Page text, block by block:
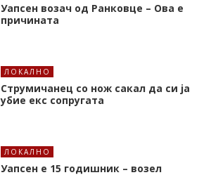
Уапсен возач од Ранковце – Ова е
причината
ЛОКАЛНО
Струмичанец со нож сакал да си ја
убие екс сопругата
ЛОКАЛНО
Уапсен е 15 годишник – возел